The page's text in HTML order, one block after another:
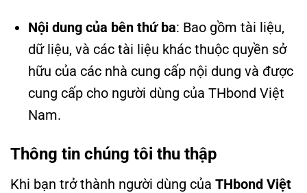
Nội dung của bên thứ ba: Bao gồm tài liệu,
dữ liệu, và các tài liệu khác thuộc quyền sở
hữu của các nhà cung cấp nội dung và được
cung cấp cho người dùng của THbond Việt
Nam.
Thông tin chúng tôi thu thập
Khi bạn trở thành người dùng của THbond Việt